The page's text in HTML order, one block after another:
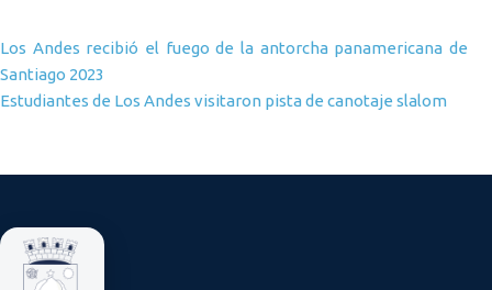
Navegación de entradas
Los Andes recibió el fuego de la antorcha panamericana de
Santiago 2023
Estudiantes de Los Andes visitaron pista de canotaje slalom